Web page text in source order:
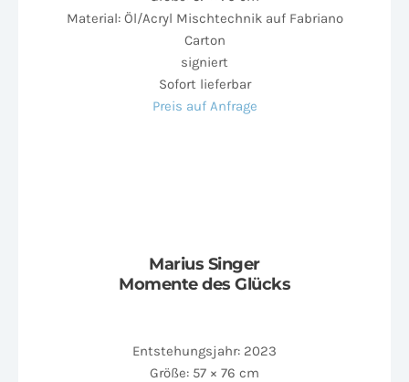
Material: Öl/Acryl Mischtechnik auf Fabriano
Carton
signiert
Sofort lieferbar
Preis auf Anfrage
Marius Singer
Momente des Glücks
Entstehungsjahr: 2023
Größe: 57 × 76 cm